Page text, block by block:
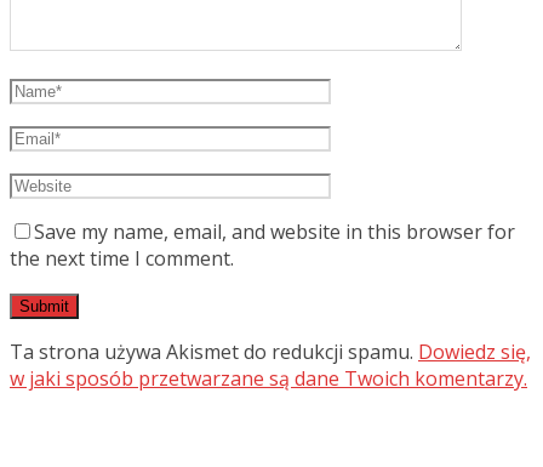
Save my name, email, and website in this browser for
the next time I comment.
Ta strona używa Akismet do redukcji spamu. Dowiedz się,
w jaki sposób przetwarzane są dane Twoich komentarzy.